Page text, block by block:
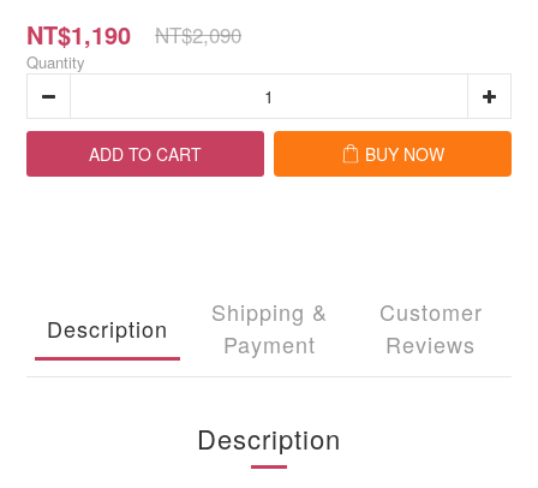
NT$1,190 NT$2,090
Quantity
ADD TO CART BUY NOW
Description
Shipping &
Payment
Customer
Reviews
Description